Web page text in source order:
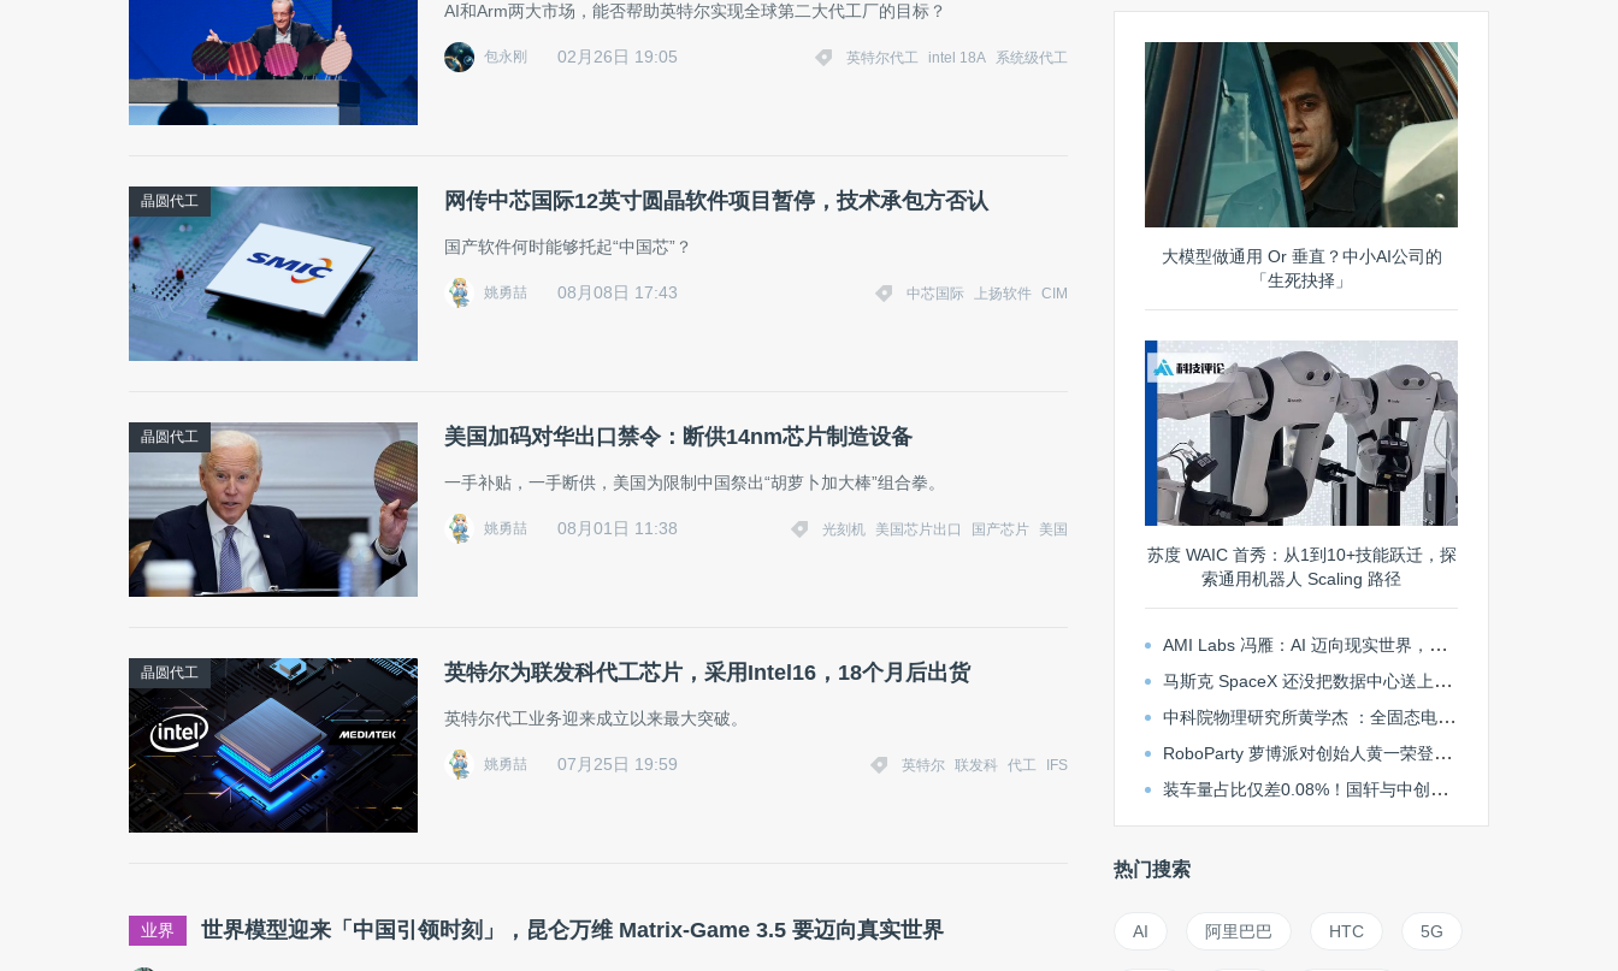
AI和Arm两大市场，能否帮助英特尔实现全球第二大代工厂的目标？
包永刚 02月26日 19:05 英特尔代工 intel 18A 系统级代工
晶圆代工 网传中芯国际12英寸圆晶软件项目暂停，技术承包方否认
国产软件何时能够托起“中国芯”？
姚勇喆 08月08日 17:43 中芯国际 上扬软件 CIM
晶圆代工 美国加码对华出口禁令：断供14nm芯片制造设备
一手补贴，一手断供，美国为限制中国祭出“胡萝卜加大棒”组合拳。
姚勇喆 08月01日 11:38 光刻机 美国芯片出口 国产芯片 美国
晶圆代工 英特尔为联发科代工芯片，采用Intel16，18个月后出货
英特尔代工业务迎来成立以来最大突破。
姚勇喆 07月25日 19:59 英特尔 联发科 代工 IFS
业界 世界模型迎来「中国引领时刻」，昆仑万维 Matrix-Game 3.5 要迈向真实世界
大模型做通用 Or 垂直？中小AI公司的
「生死抉择」
苏度 WAIC 首秀：从1到10+技能跃迁，探
索通用机器人 Scaling 路径
AMI Labs 冯雁：AI 迈向现实世界，世界模型不可或缺 | ICML 2026
马斯克 SpaceX 还没把数据中心送上太空，中国 GobiX 已在戈壁落地
中科院物理研究所黄学杰 ：全固态电池掀桌子前，必须做好固液混合电池丨大湾区车展观察
RoboParty 萝博派对创始人黄一荣登福布斯亚洲 U30 精英榜单
装车量占比仅差0.08%！国轩与中创抢滩巨鲸电池平台，谁能吃到华为生态红利？丨大湾区车展观察
热门搜索
AI 阿里巴巴 HTC 5G